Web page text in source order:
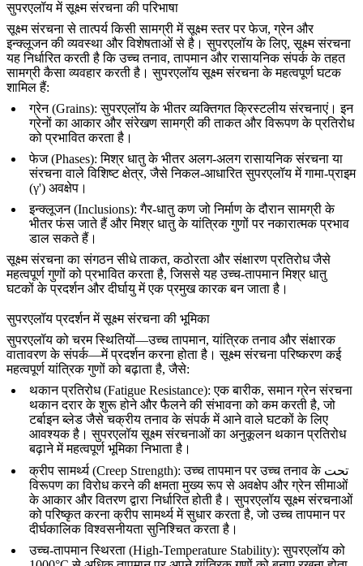
सुपरएलॉय में सूक्ष्म संरचना की परिभाषा
सूक्ष्म संरचना से तात्पर्य किसी सामग्री में सूक्ष्म स्तर पर फेज, ग्रेन और
इन्क्लूजन की व्यवस्था और विशेषताओं से है। सुपरएलॉय के लिए, सूक्ष्म संरचना
यह निर्धारित करती है कि उच्च तनाव, तापमान और रासायनिक संपर्क के तहत
सामग्री कैसा व्यवहार करती है। सुपरएलॉय सूक्ष्म संरचना के महत्वपूर्ण घटक
शामिल हैं:
ग्रेन (Grains): सुपरएलॉय के भीतर व्यक्तिगत क्रिस्टलीय संरचनाएं। इन
ग्रेनों का आकार और संरेखण सामग्री की ताकत और विरूपण के प्रतिरोध
को प्रभावित करता है।
फेज (Phases): मिश्र धातु के भीतर अलग-अलग रासायनिक संरचना या
संरचना वाले विशिष्ट क्षेत्र, जैसे निकल-आधारित सुपरएलॉय में गामा-प्राइम
(γ') अवक्षेप।
इन्क्लूजन (Inclusions): गैर-धातु कण जो निर्माण के दौरान सामग्री के
भीतर फंस जाते हैं और मिश्र धातु के यांत्रिक गुणों पर नकारात्मक प्रभाव
डाल सकते हैं।
सूक्ष्म संरचना का संगठन सीधे ताकत, कठोरता और संक्षारण प्रतिरोध जैसे
महत्वपूर्ण गुणों को प्रभावित करता है, जिससे यहउच्च-तापमान मिश्र धातु
घटकों के प्रदर्शन और दीर्घायुमें एक प्रमुख कारक बन जाता है।
सुपरएलॉय प्रदर्शन में सूक्ष्म संरचना की भूमिका
सुपरएलॉय को चरम स्थितियों—उच्च तापमान, यांत्रिक तनाव और संक्षारक
वातावरण के संपर्क—में प्रदर्शन करना होता है। सूक्ष्म संरचना परिष्करण कई
महत्वपूर्ण यांत्रिक गुणों को बढ़ाता है, जैसे:
थकान प्रतिरोध (Fatigue Resistance): एक बारीक, समान ग्रेन संरचना
थकान दरार के शुरू होने और फैलने की संभावना को कम करती है, जो
टर्बाइन ब्लेड जैसे चक्रीय तनाव के संपर्क में आने वाले घटकों के लिए
आवश्यक है। सुपरएलॉय सूक्ष्म संरचनाओं का अनुकूलनथकान प्रतिरोध
बढ़ाने में महत्वपूर्ण भूमिका निभाता है।
क्रीप सामर्थ्य (Creep Strength): उच्च तापमान पर उच्च तनाव के تحت
विरूपण का विरोध करने की क्षमता मुख्य रूप से अवक्षेप और ग्रेन सीमाओं
के आकार और वितरण द्वारा निर्धारित होती है। सुपरएलॉय सूक्ष्म संरचनाओं
कोपरिष्कृत करनाक्रीप सामर्थ्य में सुधार करता है, जो उच्च तापमान पर
दीर्घकालिक विश्वसनीयता सुनिश्चित करता है।
उच्च-तापमान स्थिरता (High-Temperature Stability): सुपरएलॉय को